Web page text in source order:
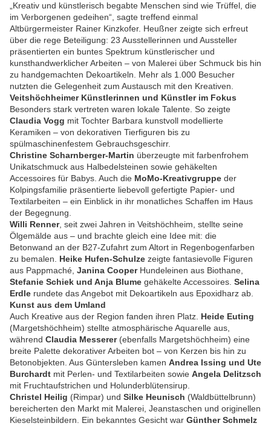
„Kreativ und künstlerisch begabte Menschen sind wie Trüffel, die
im Verborgenen gedeihen“, sagte treffend einmal
Altbürgermeister Rainer Kinzkofer. Heußner zeigte sich erfreut
über die rege Beteiligung: 23 Ausstellerinnen und Aussteller
präsentierten ein buntes Spektrum künstlerischer und
kunsthandwerklicher Arbeiten – von Malerei über Schmuck bis hin
zu handgemachten Dekoartikeln. Mehr als 1.000 Besucher
nutzten die Gelegenheit zum Austausch mit den Kreativen.
Veitshöchheimer Künstlerinnen und Künstler im Fokus
Besonders stark vertreten waren lokale Talente. So zeigte
Claudia Vogg mit Tochter Barbara kunstvoll modellierte
Keramiken – von dekorativen Tierfiguren bis zu
spülmaschinenfestem Gebrauchsgeschirr.
Christine Scharnberger-Martin überzeugte mit farbenfrohem
Unikatschmuck aus Halbedelsteinen sowie gehäkelten
Accessoires für Babys. Auch die MoMo-Kreativgruppe der
Kolpingsfamilie präsentierte liebevoll gefertigte Papier- und
Textilarbeiten – ein Einblick in ihr monatliches Schaffen im Haus
der Begegnung.
Willi Renner, seit zwei Jahren in Veitshöchheim, stellte seine
Ölgemälde aus – und brachte gleich eine Idee mit: die
Betonwand an der B27-Zufahrt zum Altort in Regenbogenfarben
zu bemalen. Heike Hufen-Schulze zeigte fantasievolle Figuren
aus Pappmaché, Janina CooperHundeleinen aus Biothane,
Stefanie Schiek und Anja Blume gehäkelte Accessoires. Selina
Erdle rundete das Angebot mit Dekoartikeln aus Epoxidharz ab.
Kunst aus dem Umland
Auch Kreative aus der Region fanden ihren Platz. Heide Euting
(Margetshöchheim) stellte atmosphärische Aquarelle aus,
während Claudia Messerer(ebenfalls Margetshöchheim) eine
breite Palette dekorativer Arbeiten bot – von Kerzen bis hin zu
Betonobjekten. Aus Güntersleben kamen Andrea Issing und Ute
Burchardt mit Perlen- und Textilarbeiten sowie Angela Delitzsch
mit Fruchtaufstrichen und Holunderblütensirup.
Christel Heilig (Rimpar) und Silke Heunisch (Waldbüttelbrunn)
bereicherten den Markt mit Malerei, Jeanstaschen und originellen
Kieselsteinbildern. Ein bekanntes Gesicht war Günther Schmelz